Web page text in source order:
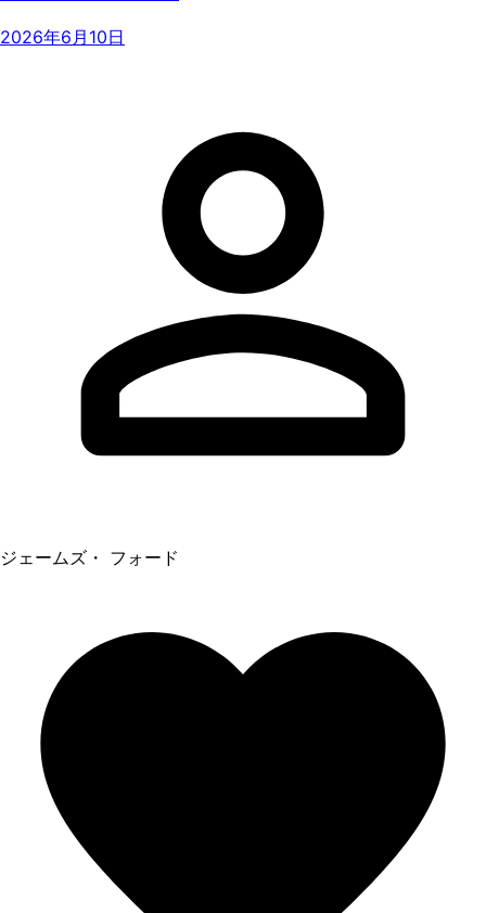
2026年6月10日
ジェームズ・ フォード